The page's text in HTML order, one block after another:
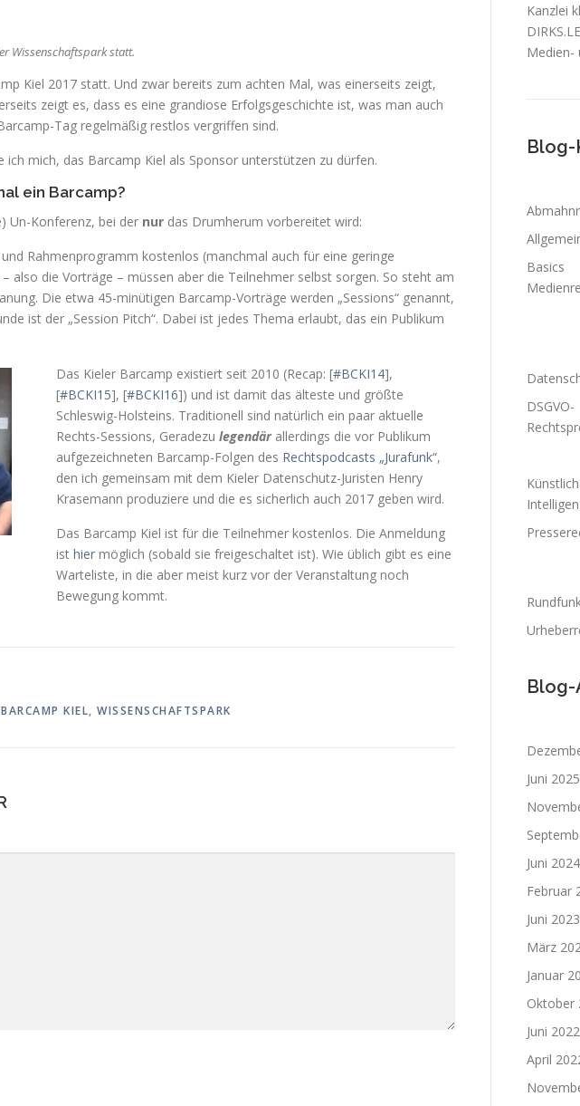
Wissenschaftspark statt.
Kiel 2017 statt. Und zwar bereits zum achten Mal, was einerseits zeigt,
zeigt es, dass es eine grandiose Erfolgsgeschichte ist, was man auch
Tag regelmäßig restlos vergriffen sind.
ich mich, das Barcamp Kiel als Sponsor unterstützen zu dürfen.
ein Barcamp?
Un-Konferenz, bei der nur das Drumherum vorbereitet wird:
Rahmenprogramm kostenlos (manchmal auch für eine geringe
also die Vorträge – müssen aber die Teilnehmer selbst sorgen. So steht am
Die etwa 45-minütigen Barcamp-Vorträge werden „Sessions“ genannt,
ist der „Session Pitch“. Dabei ist jedes Thema erlaubt, das ein Publikum
Das Kieler Barcamp existiert seit 2010 (Recap: [#BCKI14],
[#BCKI15], [#BCKI16]) und ist damit das älteste und größte
Schleswig-Holsteins. Traditionell sind natürlich ein paar aktuelle
Rechts-Sessions, Geradezu legendärallerdings die vor Publikum
aufgezeichneten Barcamp-Folgen des Rechtspodcasts „Jurafunk“,
den ich gemeinsam mit dem Kieler Datenschutz-Juristen Henry
Krasemann produziere und die es sicherlich auch 2017 geben wird.
Das Barcamp Kiel ist für die Teilnehmer kostenlos. Die Anmeldung
ist hier möglich (sobald sie freigeschaltet ist). Wie üblich gibt es eine
Warteliste, in die aber meist kurz vor der Veranstaltung noch
Bewegung kommt.
BARCAMP KIEL, WISSENSCHAFTSPARK
Kanzlei
Medien-
Basics
DSGVO-
Blog-
Juni 2025
Juni 2024
Februar
Juni 2023
März
Januar
Oktober
Juni 2022
April